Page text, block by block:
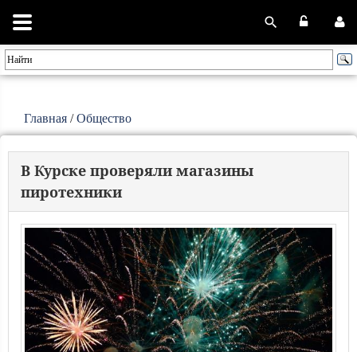
Главная /Общество
В Курске проверяли магазины
пиротехники